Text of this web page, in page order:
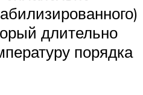
длительно
порядка